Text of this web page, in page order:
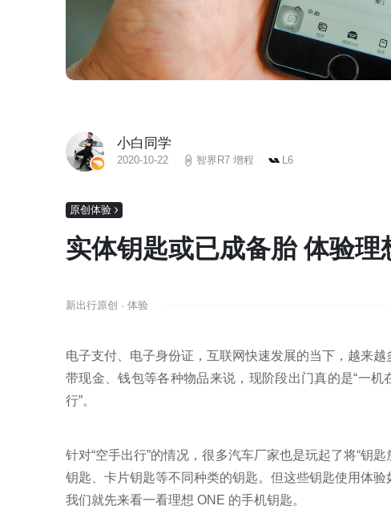
小白同学
2020-10-22 智界R7 增程 L6
原创体验
实体钥匙或已成备胎 体验理
新出行原创 · 体验
电子支付、电子身份证，互联网快速发展的当下，越来
带现金、钱包等各种物品来说，现阶段出门真的是“一
行”。
针对“空手出行”的情况，很多汽车厂家也是玩起了将“钥
钥匙、卡片钥匙等不同种类的钥匙。但这些钥匙使用体
我们就先来看一看理想 ONE 的手机钥匙。